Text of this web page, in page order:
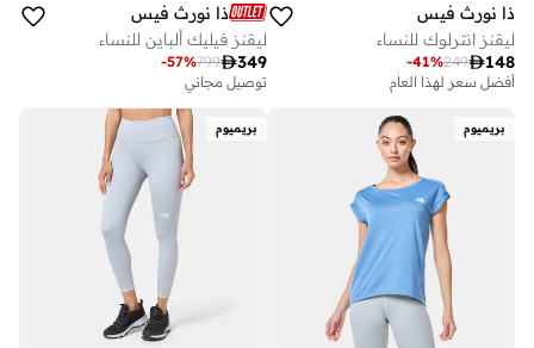
ذا نورث فيس
ليقنز انترلوك للنساء
148
249
-41%
أفضل سعر لهذا العام
ذا نورث فيس
ليقنز فيليك ألباين للنساء
349
799
-57%
توصيل مجاني
بريميوم بريميوم